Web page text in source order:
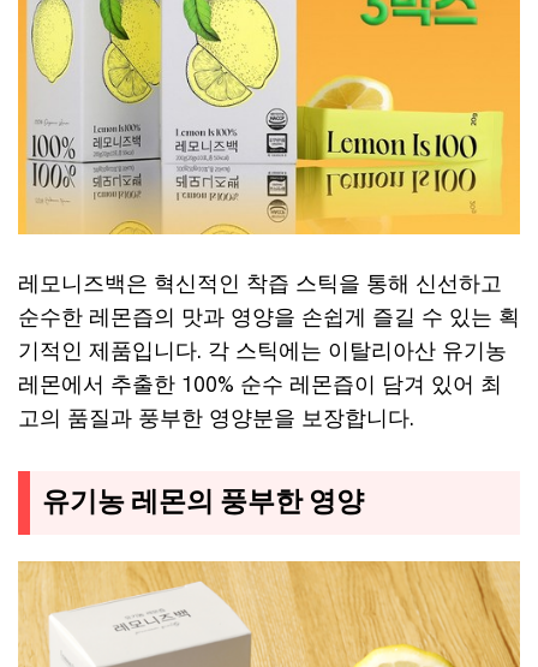
레모니즈백은 혁신적인 착즙 스틱을 통해 신선하고
순수한 레몬즙의 맛과 영양을 손쉽게 즐길 수 있는 획
기적인 제품입니다. 각 스틱에는 이탈리아산 유기농
레몬에서 추출한 100% 순수 레몬즙이 담겨 있어 최
고의 품질과 풍부한 영양분을 보장합니다.
유기농 레몬의 풍부한 영양